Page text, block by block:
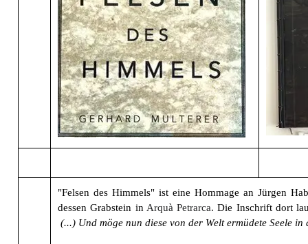
"Felsen des Himmels" ist eine Hommage an Jürgen
dessen Grabstein in Arquà Petrarca. Die Inschrift dort
(...) Und möge nun diese von der Welt ermüdete Seele in